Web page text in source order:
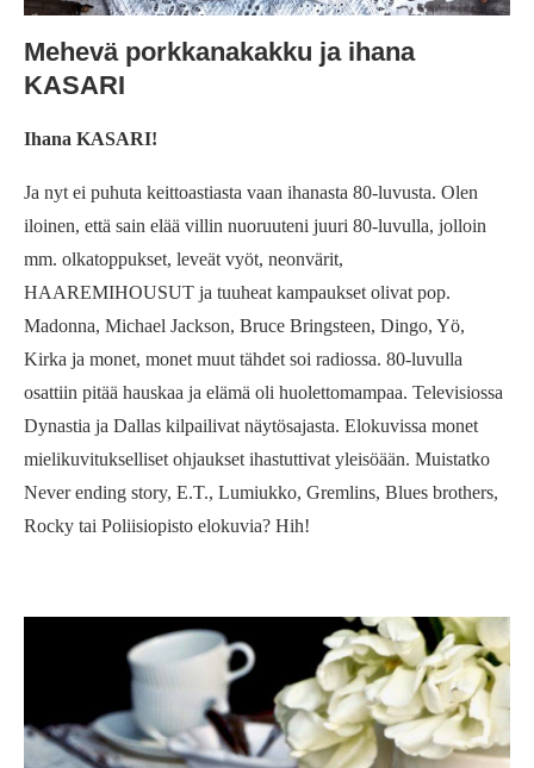
Mehevä porkkanakakku ja ihana
KASARI
Ihana KASARI!
Ja nyt ei puhuta keittoastiasta vaan ihanasta 80-luvusta. Olen
iloinen, että sain elää villin nuoruuteni juuri 80-luvulla, jolloin
mm. olkatoppukset, leveät vyöt, neonvärit,
HAAREMIHOUSUT ja tuuheat kampaukset olivat pop.
Madonna, Michael Jackson, Bruce Bringsteen, Dingo, Yö,
Kirka ja monet, monet muut tähdet soi radiossa. 80-luvulla
osattiin pitää hauskaa ja elämä oli huolettomampaa. Televisiossa
Dynastia ja Dallas kilpailivat näytösajasta. Elokuvissa monet
mielikuvitukselliset ohjaukset ihastuttivat yleisöään. Muistatko
Never ending story, E.T., Lumiukko, Gremlins, Blues brothers,
Rocky tai Poliisiopisto elokuvia? Hih!